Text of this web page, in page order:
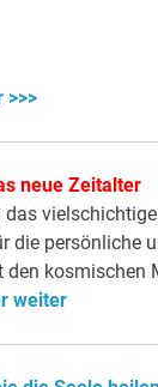
>>>
neue Zeitalter
die persönliche
kosmischen
weiter